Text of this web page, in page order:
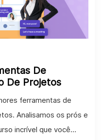
De
De Projetos
ferramentas de
Analisamos os prós e
incrível que você